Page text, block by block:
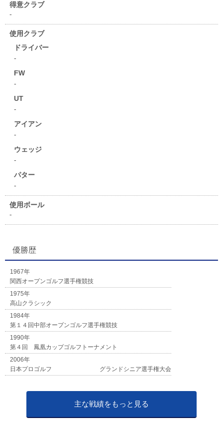
得意クラブ
-
使用クラブ
ドライバー
-
FW
-
UT
-
アイアン
-
ウェッジ
-
パター
-
使用ボール
-
優勝歴
1967年
関西オープンゴルフ選手権競技
1975年
高山クラシック
1984年
第１４回中部オープンゴルフ選手権競技
1990年
第４回 鳳凰カップゴルフトーナメント
2006年
日本プロゴルフ グランドシニア選手権大会
主な戦績をもっと見る